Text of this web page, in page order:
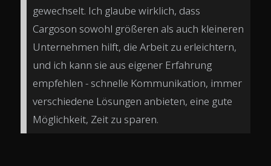
gewechselt. Ich glaube wirklich, dass
Cargoson sowohl größeren als auch kleineren
Unternehmen hilft, die Arbeit zu erleichtern,
und ich kann sie aus eigener Erfahrung
empfehlen - schnelle Kommunikation, immer
verschiedene Lösungen anbieten, eine gute
Möglichkeit, Zeit zu sparen.